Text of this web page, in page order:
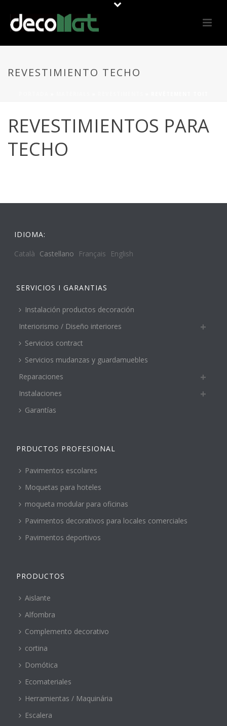
REVESTIMIENTO TECHO
REVESTIMIENTOS PARA
TECHO
IDIOMA:
Català Castellano Français English
SERVICIOS I GARANTIAS
Instalación productos decoración
Interiorismo / Diseño interiores
Servicios contract
Servicios mudanzas y guardamuebles
Reparaciones
Instalaciones
Garantías
PRDUCTOS PROFESIONAL
Pavimentos escolares
Moquetas para hoteles
moqueta modular para oficinas
Pavimentos decorativos para locales comerciales
Pavimentos deportivos
PRODUCTOS
Aislante
Alfombra
Complemento decorativo
cortina
Domótica
Ecomateriales
Herramientas / Maquinária
Escalera